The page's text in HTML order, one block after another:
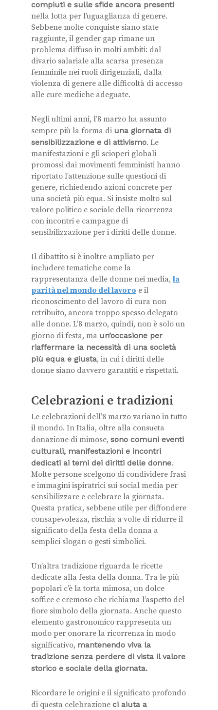
compiuti e sulle sfide ancora presenti
nella lotta per l’uguaglianza di genere.
Sebbene molte conquiste siano state
raggiunte, il gender gap rimane un
problema diffuso in molti ambiti: dal
divario salariale alla scarsa presenza
femminile nei ruoli dirigenziali, dalla
violenza di genere alle difficoltà di accesso
alle cure mediche adeguate.
Negli ultimi anni, l’8 marzo ha assunto
sempre più la forma di una giornata di
sensibilizzazione e di attivismo. Le
manifestazioni e gli scioperi globali
promossi dai movimenti femministi hanno
riportato l’attenzione sulle questioni di
genere, richiedendo azioni concrete per
una società più equa. Si insiste molto sul
valore politico e sociale della ricorrenza
con incontri e campagne di
sensibilizzazione per i diritti delle donne.
Il dibattito si è inoltre ampliato per
includere tematiche come la
rappresentanza delle donne nei media, la
parità nel mondo del lavoro e il
riconoscimento del lavoro di cura non
retribuito, ancora troppo spesso delegato
alle donne. L’8 marzo, quindi, non è solo un
giorno di festa, ma un’occasione per
riaffermare la necessità di una società
più equa e giusta, in cui i diritti delle
donne siano davvero garantiti e rispettati.
Celebrazioni e tradizioni
Le celebrazioni dell’8 marzo variano in tutto
il mondo. In Italia, oltre alla consueta
donazione di mimose, sono comuni eventi
culturali, manifestazioni e incontri
dedicati ai temi dei diritti delle donne.
Molte persone scelgono di condividere frasi
e immagini ispiratrici sui social media per
sensibilizzare e celebrare la giornata.
Questa pratica, sebbene utile per diffondere
consapevolezza, rischia a volte di ridurre il
significato della festa della donna a
semplici slogan o gesti simbolici.
Un’altra tradizione riguarda le ricette
dedicate alla festa della donna. Tra le più
popolari c’è la torta mimosa, un dolce
soffice e cremoso che richiama l’aspetto del
fiore simbolo della giornata. Anche questo
elemento gastronomico rappresenta un
modo per onorare la ricorrenza in modo
significativo, mantenendo viva la
tradizione senza perdere di vista il valore
storico e sociale della giornata.
Ricordare le origini e il significato profondo
di questa celebrazione ci aiuta a